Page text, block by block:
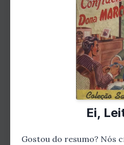
em Confissões de Dona
história, somos levados
amarras que nos
fazemos para nos
sua coragem, nos inspira
própria liberdade, seja
Capítulo 4: Mistérios
Ei,
Gostou do resumo? Nós